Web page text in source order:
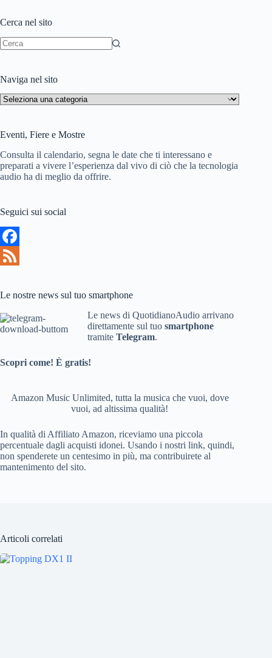
i
Cerca nel sito
Naviga nel sito
Naviga
nel
Eventi, Fiere e Mostre
Consulta il calendario, segna le date che ti interessano e
preparati a vivere l’esperienza dal vivo di ciò che la tecnologia
audio ha di meglio da offrire.
Seguici sui social
F
c
e
b
e
e
d
Le nostre news sul tuo smartphone
Le news di QuotidianoAudio arrivano
direttamente sul tuo smartphone
tramite Telegram.
Scopri come! È gratis!
Amazon Music Unlimited, tutta la musica che vuoi, dove
vuoi, ad altissima qualità!
In qualità di Affiliato Amazon, riceviamo una piccola
percentuale dagli acquisti idonei. Usando i nostri link, quindi,
non spenderete un centesimo in più, ma contribuirete al
mantenimento del sito.
Articoli correlati